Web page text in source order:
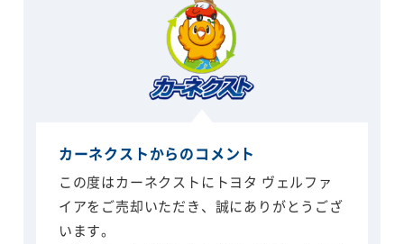
カーネクストからのコメント
この度はカーネクストにトヨタ ヴェルファ
イアをご売却いただき、誠にありがとうござ
います。